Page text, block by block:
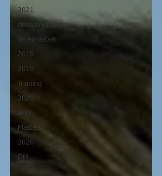
2021
Ausschreibungen
Vereinsleben
2018
2019
Training
2020
Halle
Masters
2026
ÖM